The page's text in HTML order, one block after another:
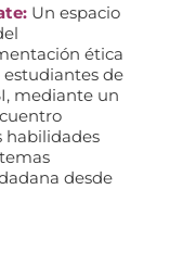
Un espacio
ética
de
mediante un
habilidades
desde